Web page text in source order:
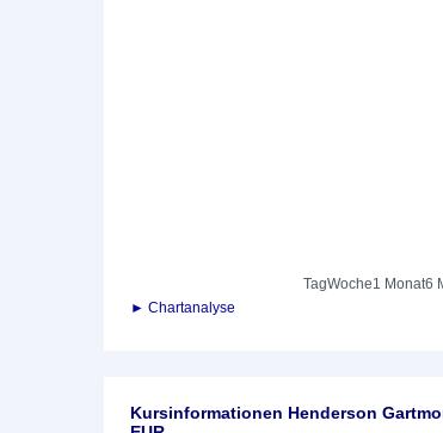
TagWoche1 Monat6
► Chartanalyse
Kursinformationen Henderson